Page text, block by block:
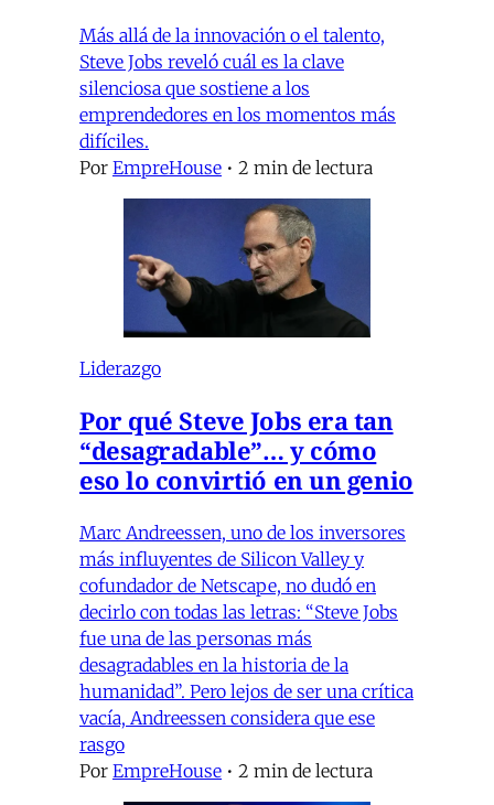
Más allá de la innovación o el talento,
Steve Jobs reveló cuál es la clave
silenciosa que sostiene a los
emprendedores en los momentos más
difíciles.
Por EmpreHouse • 2 min de lectura
Liderazgo
Por qué Steve Jobs era tan
“desagradable”… y cómo
eso lo convirtió en un genio
Marc Andreessen, uno de los inversores
más influyentes de Silicon Valley y
cofundador de Netscape, no dudó en
decirlo con todas las letras: “Steve Jobs
fue una de las personas más
desagradables en la historia de la
humanidad”. Pero lejos de ser una crítica
vacía, Andreessen considera que ese
rasgo
Por EmpreHouse • 2 min de lectura